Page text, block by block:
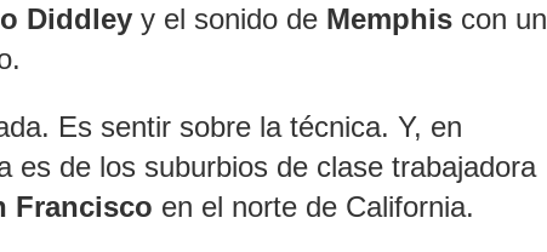
Diddley y el sonido de Memphis con un
Es sentir sobre la técnica. Y, en
es de los suburbios de clase trabajadora
Francisco en el norte de California.